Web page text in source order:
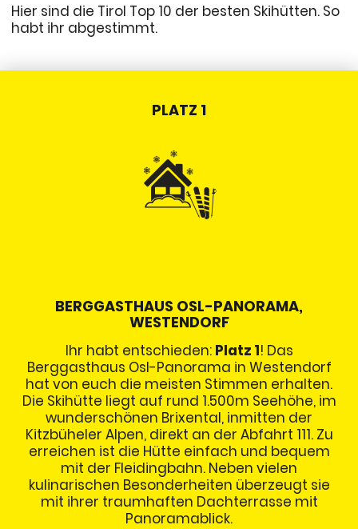
Hier sind die Tirol Top 10 der besten Skihütten. So
habt ihr abgestimmt.
PLATZ 1
BERGGASTHAUS OSL-PANORAMA,
WESTENDORF
Ihr habt entschieden: Platz 1! Das
Berggasthaus Osl-Panorama in Westendorf
hat von euch die meisten Stimmen erhalten.
Die Skihütte liegt auf rund 1.500m Seehöhe, im
wunderschönen Brixental, inmitten der
Kitzbüheler Alpen, direkt an der Abfahrt 111. Zu
erreichen ist die Hütte einfach und bequem
mit der Fleidingbahn. Neben vielen
kulinarischen Besonderheiten überzeugt sie
mit ihrer traumhaften Dachterrasse mit
Panoramablick.